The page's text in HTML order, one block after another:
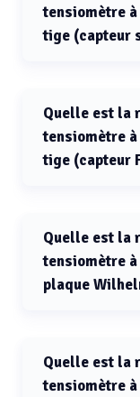
tensiomètre
tige (capteur
0.2 mN/m.
Quelle est la
tensiomètre
tige (capteur
0.02 mN/m.
Quelle est la
tensiomètre
plaque
standard est de
Quelle est la
tensiomètre